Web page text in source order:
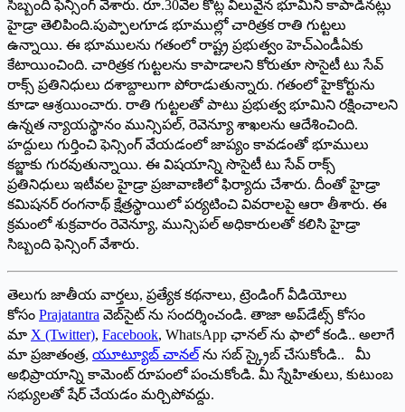
సిబ్బంది ఫెన్సింగ్‌ ‌వేశారు. రూ.30వేల కోట్ల విలువైన భూమిని కాపాడినట్లు
హైడ్రా తెలిపింది.పుప్పాలగూడ భూముల్లో చారిత్రక రాతి గుట్టలు
ఉన్నాయి. ఈ భూములను గతంలో రాష్ట్ర ప్రభుత్వం హెచ్‌ఎం‌డీఏకు
కేటాయించింది. చారిత్రక గుట్టలను కాపాడాలని కోరుతూ సొసైటీ టు సేవ్‌
‌రాక్స్ ‌ప్రతినిధులు దశాబ్దాలుగా పోరాడుతున్నారు. గతంలో హైకోర్టును
కూడా ఆశ్రయించారు. రాతి గుట్టలతో పాటు ప్రభుత్వ భూమిని రక్షించాలని
ఉన్నత న్యాయస్థానం మున్సిపల్‌, ‌రెవెన్యూ శాఖలను ఆదేశించింది.
హద్దులు గుర్తించి ఫెన్సింగ్‌ ‌వేయడంలో జాప్యం కావడంతో భూములు
కబ్జాకు గురవుతున్నాయి. ఈ విషయాన్ని సొసైటీ టు సేవ్‌ ‌రాక్స్
‌ప్రతినిధులు ఇటీవల హైడ్రా ప్రజావాణిలో ఫిర్యాదు చేశారు. దీంతో హైడ్రా
కమిషనర్‌ ‌రంగనాథ్‌ ‌క్షేత్రస్థాయిలో పర్యటించి వివరాలపై ఆరా తీశారు. ఈ
క్రమంలో శుక్రవారం రెవెన్యూ, మున్సిపల్‌ అధికారులతో కలిసి హైడ్రా
సిబ్బంది ఫెన్సింగ్‌ ‌వేశారు.
తెలుగు జాతీయ వార్తలు, ప్రత్యేక కథనాలు, ట్రెండింగ్ వీడియోలు
కోసం Prajatantra వెబ్‌సైట్ ను సందర్శించండి. తాజా అప్‌డేట్స్ కోసం
మా X (Twitter), Facebook, WhatsApp ఛానల్ ను ఫాలో కండి.. అలాగే
మా ప్రజాతంత్ర, యూట్యూబ్ చానల్ ను సబ్ స్క్రైబ్ చేసుకోండి.. మీ
అభిప్రాయాన్ని కామెంట్ రూపంలో పంచుకోండి. మీ స్నేహితులు, కుటుంబ
సభ్యులతో షేర్ చేయడం మర్చిపోవద్దు.